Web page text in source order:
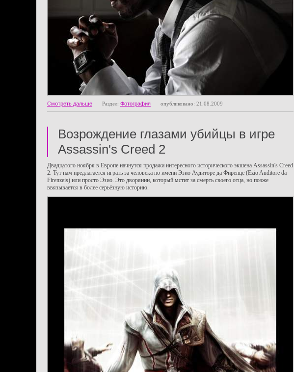
Смотреть дальше Раздел: Фотография опубликовано: 21.08.2009
Возрождение глазами убийцы в игре
Assassin's Creed 2
Двадцатого ноября в Европе начнутся продажи интересного исторического экшена Assassin's Creed
2. Тут нам предлагается играть за человека по имени Эзио Аудиторе да Фиренце (Ezio Auditore da
Firenzeis) или просто Эзио. Это дворянин, который мстит за смерть своего отца, но позже
ввязывается в более серьёзную историю.